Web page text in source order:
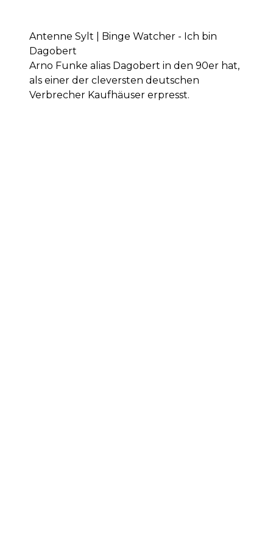
Antenne Sylt | Binge Watcher - Ich bin
Dagobert
Arno Funke alias Dagobert in den 90er hat,
als einer der cleversten deutschen
Verbrecher Kaufhäuser erpresst.